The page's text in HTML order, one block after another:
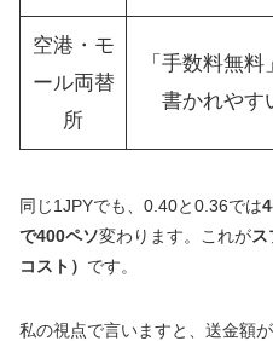
空港・モ
ール両替
所
「手数料無料
書かれやす
同じ1JPYでも、0.40と0.36では
で400ペソ変わります。これが
コスト） です。
私の視点で言いますと、送金額